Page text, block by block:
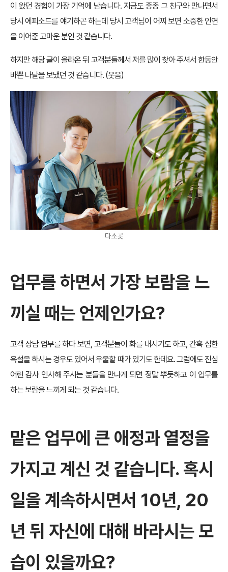
이 왔던 경험이 가장 기억에 남습니다. 지금도 종종 그 친구와 만나면서
당시 에피소드를 얘기하곤 하는데 당시 고객님이 어찌 보면 소중한 인연
을 이어준 고마운 분인 것 같습니다.
하지만 해당 글이 올라온 뒤 고객분들께서 저를 많이 찾아 주셔서 한동안
바쁜 나날을 보냈던 것 같습니다. (웃음)
다소곳
업무를 하면서 가장 보람을 느
끼실 때는 언제인가요?
고객 상담 업무를 하다 보면, 고객분들이 화를 내시기도 하고, 간혹 심한
욕설을 하시는 경우도 있어서 우울할 때가 있기도 한데요. 그럼에도 진심
어린 감사 인사해 주시는 분들을 만나게 되면 정말 뿌듯하고 이 업무를
하는 보람을 느끼게 되는 것 같습니다.
맡은 업무에 큰 애정과 열정을
가지고 계신 것 같습니다. 혹시
일을 계속하시면서 10년, 20
년 뒤 자신에 대해 바라시는 모
습이 있을까요?